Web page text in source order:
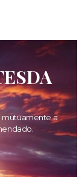
mutuamente a